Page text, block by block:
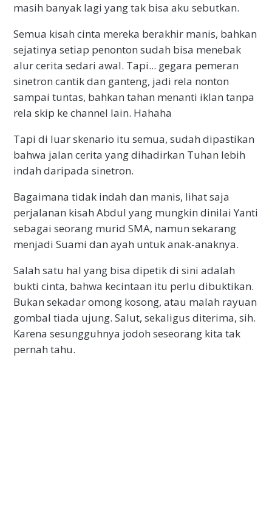
masih banyak lagi yang tak bisa aku sebutkan.
Semua kisah cinta mereka berakhir manis, bahkan
sejatinya setiap penonton sudah bisa menebak
alur cerita sedari awal. Tapi... gegara pemeran
sinetron cantik dan ganteng, jadi rela nonton
sampai tuntas, bahkan tahan menanti iklan tanpa
rela skip ke channel lain. Hahaha
Tapi di luar skenario itu semua, sudah dipastikan
bahwa jalan cerita yang dihadirkan Tuhan lebih
indah daripada sinetron.
Bagaimana tidak indah dan manis, lihat saja
perjalanan kisah Abdul yang mungkin dinilai Yanti
sebagai seorang murid SMA, namun sekarang
menjadi Suami dan ayah untuk anak-anaknya.
Salah satu hal yang bisa dipetik di sini adalah
bukti cinta, bahwa kecintaan itu perlu dibuktikan.
Bukan sekadar omong kosong, atau malah rayuan
gombal tiada ujung. Salut, sekaligus diterima, sih.
Karena sesungguhnya jodoh seseorang kita tak
pernah tahu.